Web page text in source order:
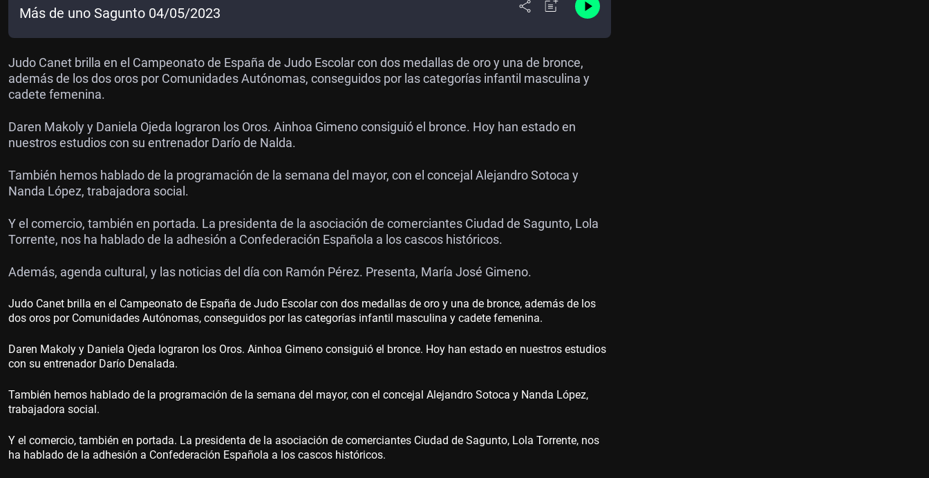
Más de uno Sagunto 04/05/2023
Judo Canet brilla en el Campeonato de España de Judo Escolar con dos medallas de oro y una de bronce,
además de los dos oros por Comunidades Autónomas, conseguidos por las categorías infantil masculina y
cadete femenina.
Daren Makoly y Daniela Ojeda lograron los Oros. Ainhoa Gimeno consiguió el bronce. Hoy han estado en
nuestros estudios con su entrenador Darío de Nalda.
También hemos hablado de la programación de la semana del mayor, con el concejal Alejandro Sotoca y
Nanda López, trabajadora social.
Y el comercio, también en portada. La presidenta de la asociación de comerciantes Ciudad de Sagunto, Lola
Torrente, nos ha hablado de la adhesión a Confederación Española a los cascos históricos.
Además, agenda cultural, y las noticias del día con Ramón Pérez. Presenta, María José Gimeno.
Judo Canet brilla en el Campeonato de España de Judo Escolar con dos medallas de oro y una de bronce, además de los
dos oros por Comunidades Autónomas, conseguidos por las categorías infantil masculina y cadete femenina.
Daren Makoly y Daniela Ojeda lograron los Oros. Ainhoa Gimeno consiguió el bronce. Hoy han estado en nuestros estudios
con su entrenador Darío Denalada.
También hemos hablado de la programación de la semana del mayor, con el concejal Alejandro Sotoca y Nanda López,
trabajadora social.
Y el comercio, también en portada. La presidenta de la asociación de comerciantes Ciudad de Sagunto, Lola Torrente, nos
ha hablado de la adhesión a Confederación Española a los cascos históricos.